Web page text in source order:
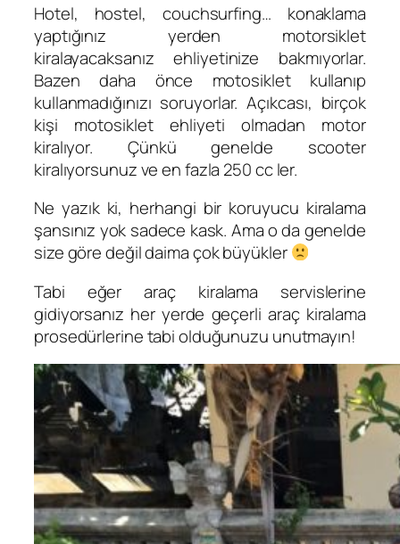
Hotel, hostel, couchsurfing… konaklama
yaptığınız yerden motorsiklet
kiralayacaksanız ehliyetinize bakmıyorlar.
Bazen daha önce motosiklet kullanıp
kullanmadığınızı soruyorlar. Açıkcası, birçok
kişi motosiklet ehliyeti olmadan motor
kiralıyor. Çünkü genelde scooter
kiralıyorsunuz ve en fazla 250 cc ler.
Ne yazık ki, herhangi bir koruyucu kiralama
şansınız yok sadece kask. Ama o da genelde
size göre değil daima çok büyükler
Tabi eğer araç kiralama servislerine
gidiyorsanız her yerde geçerli araç kiralama
prosedürlerine tabi olduğunuzu unutmayın!